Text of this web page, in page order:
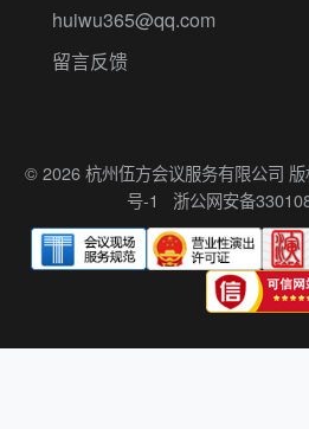
huiwu365@qq.com
留言反馈
© 2026 杭州伍方会议服务有限公司
号-1
浙公网安备